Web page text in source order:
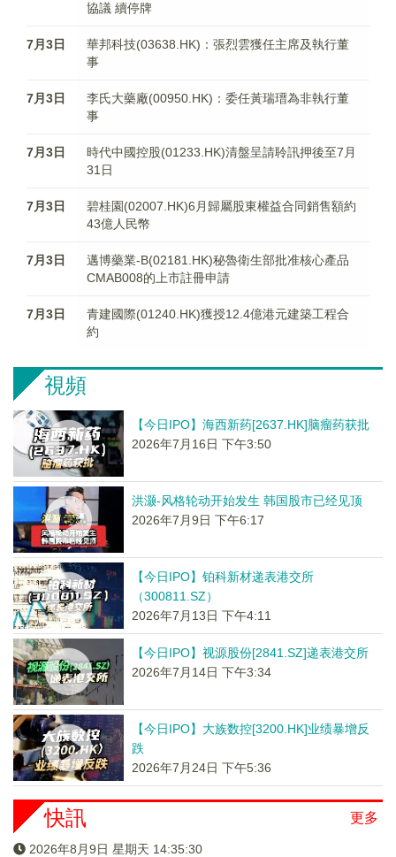
協議 續停牌
7月3日
華邦科技(03638.HK)：張烈雲獲任主席及執行董
事
7月3日
李氏大藥廠(00950.HK)：委任黃瑞瑨為非執行董
事
7月3日
時代中國控股(01233.HK)清盤呈請聆訊押後至7月
31日
7月3日
碧桂園(02007.HK)6月歸屬股東權益合同銷售額約
43億人民幣
7月3日
邁博藥業-B(02181.HK)秘魯衛生部批准核心產品
CMAB008的上市註冊申請
7月3日
青建國際(01240.HK)獲授12.4億港元建築工程合
約
視頻
【今日IPO】海西新药[2637.HK]脑瘤药获批
2026年7月16日 下午3:50
洪灏-风格轮动开始发生 韩国股市已经见顶
2026年7月9日 下午6:17
【今日IPO】铂科新材递表港交所
（300811.SZ）
2026年7月13日 下午4:11
【今日IPO】视源股份[2841.SZ]递表港交所
2026年7月14日 下午3:34
【今日IPO】大族数控[3200.HK]业绩暴增反
跌
2026年7月24日 下午5:36
更多
快訊
2026年8月9日 星期天 14:35:31